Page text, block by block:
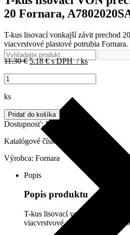
20 Fornara,
T-kus lisovací vonkajší závit prechod
viacvrstvové plastové potrubia
11.30€Pôvodná
5.18€Aktuálna
s DPH/ ks
množstvo
T-
kus
VON
prechod
x
x
Fornara,
ks
Pridať do košíka
Dostupnosť:Na sklade
Katalógové číslo:
Výrobca: Fornara
Popis
Popis produktu
T-kus lisovací vonkajší závit
viacvrstvové plastové potrubia